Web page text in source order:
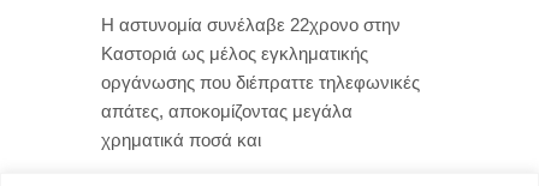
Η αστυνομία συνέλαβε 22χρονο στην
Καστοριά ως μέλος εγκληματικής
οργάνωσης που διέπραττε τηλεφωνικές
απάτες, αποκομίζοντας μεγάλα
χρηματικά ποσά και